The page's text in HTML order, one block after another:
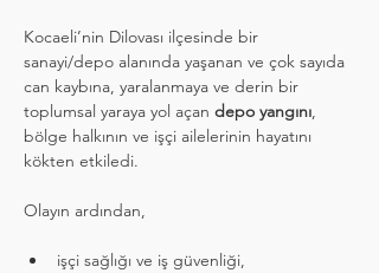
Kocaeli’nin Dilovası ilçesinde bir
sanayi/depo alanında yaşanan ve çok sayıda
can kaybına, yaralanmaya ve derin bir
toplumsal yaraya yol açan depo yangını,
bölge halkının ve işçi ailelerinin hayatını
kökten etkiledi.
Olayın ardından,
işçi sağlığı ve iş güvenliği,